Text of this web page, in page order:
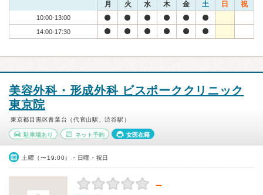
月 火 水 木 金 土 日 祝
10:00-13:00
14:00-17:30
美容外科・形成外科 ビスポーククリニック
東京院
東京都目黒区青葉台（代官山駅、渋谷駅）
駐車場あり ネット予約 女医在籍
土曜（〜19:00）・日曜・祝日
－